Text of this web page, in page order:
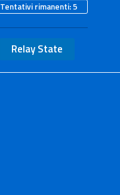
Tentativi rimanenti:5
Relay State